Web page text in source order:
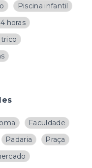
Piscina infantil
horas
Faculdade
Padaria
Praça